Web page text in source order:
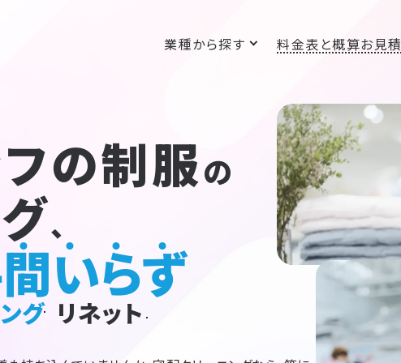
業種から探す 料金表と概算お見積
の制服の
、
いらず
グ リネット